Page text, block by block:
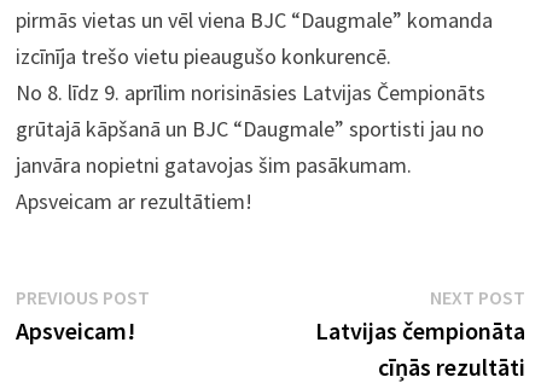
pirmās vietas un vēl viena BJC “Daugmale” komanda
izcīnīja trešo vietu pieaugušo konkurencē.
No 8. līdz 9. aprīlim norisināsies Latvijas Čempionāts
grūtajā kāpšanā un BJC “Daugmale” sportisti jau no
janvāra nopietni gatavojas šim pasākumam.
Apsveicam ar rezultātiem!
Ziņu
izvēlne
PREVIOUS POST
Apsveicam!
NEXT POST
Latvijas čempionāta
cīņās rezultāti